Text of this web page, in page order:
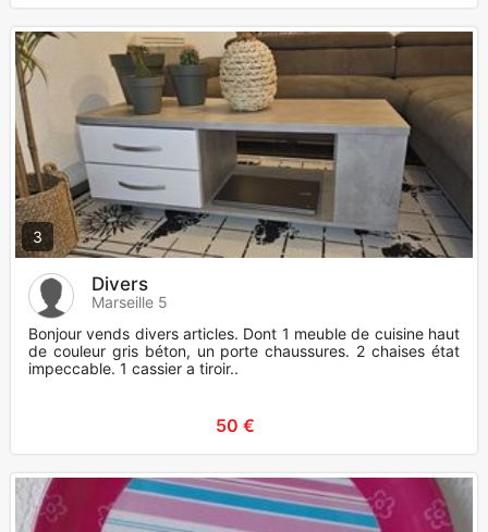
3
Divers
Marseille 5
Bonjour vends divers articles. Dont 1 meuble de cuisine haut
de couleur gris béton, un porte chaussures. 2 chaises état
impeccable. 1 cassier a tiroir..
50 €